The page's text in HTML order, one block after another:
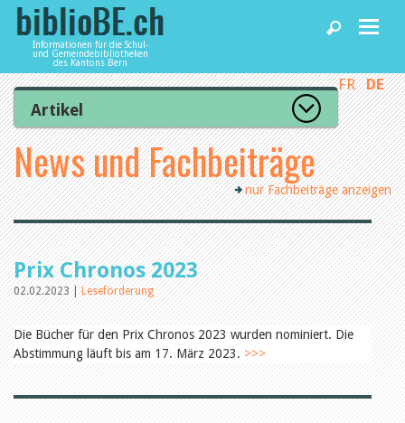
Informationen für die Schul-
und Gemeindebibliotheken
des Kantons Bern
Home
News und Fachbeiträge
Bibliotheken
Agenda
Dienstleistungen
biblioBE nutzen
FR DE
Artikel
Zur Artikelübersicht
Lesenswert
Gut bewertet
Kategorien
Aus dem Amt für Kultur
Aus der Kommission
Aus den Bibliotheken
Organisation
Raum und Infrastruktur
Bestand
Benutzung
Finanzen
Personal
Qualitätsmanagement
News und Fachbeiträge
nur Fachbeiträge anzeigen
Prix Chronos 2023
02.02.2023 |Leseförderung
Die Bücher für den Prix Chronos 2023 wurden nominiert. Die
Abstimmung läuft bis am 17. März 2023. >>>